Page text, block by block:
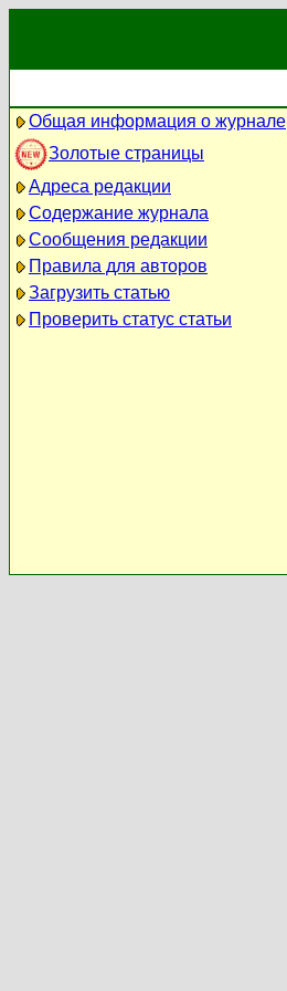
Общая информация о журнале
Золотые страницы
Адреса редакции
Содержание журнала
Сообщения редакции
Правила для авторов
Загрузить статью
Проверить статус статьи